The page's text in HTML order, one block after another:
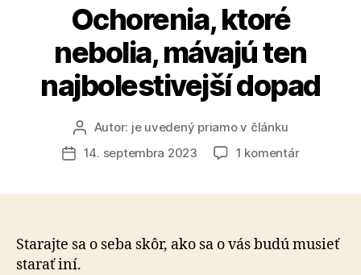
Ochorenia, ktoré
nebolia, mávajú ten
najbolestivejší dopad
Autor
článku
Autor: je uvedený priamo v článku
Dátum
14. septembra 2023 1 komentárna
ten
Starajte sa o seba skôr, ako sa o vás budú musieť
starať iní.